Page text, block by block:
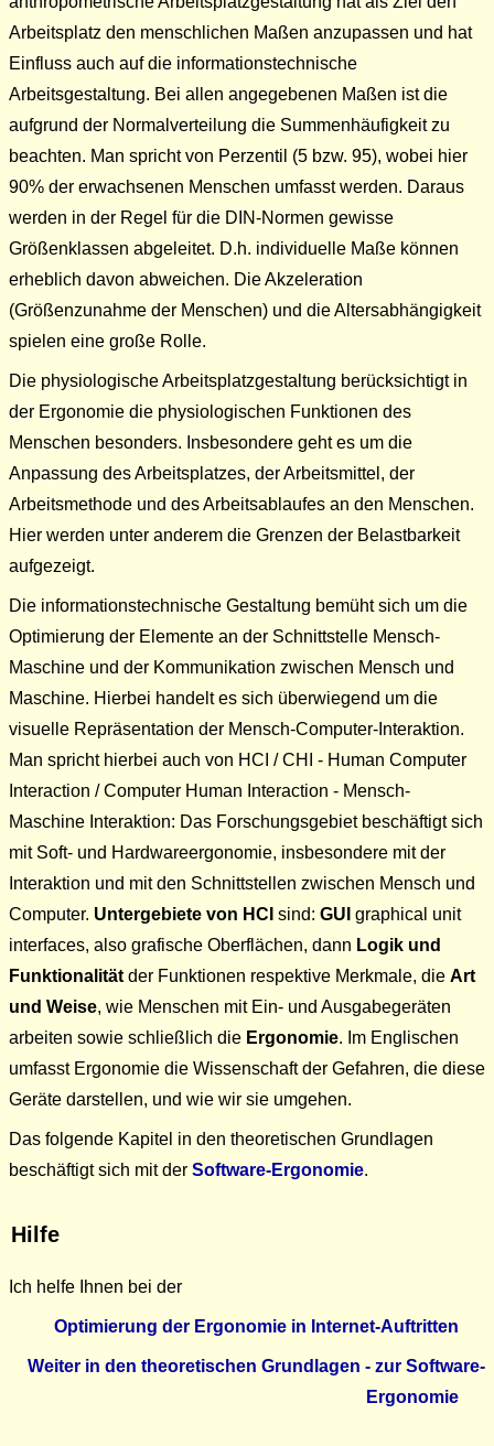
Arbeitsplatz den menschlichen Maßen anzupassen und hat
Einfluss auch auf die informationstechnische
Arbeitsgestaltung. Bei allen angegebenen Maßen ist die
aufgrund der Normalverteilung die Summenhäufigkeit zu
beachten. Man spricht von Perzentil (5 bzw. 95), wobei hier
90% der erwachsenen Menschen umfasst werden. Daraus
werden in der Regel für die DIN-Normen gewisse
Größenklassen abgeleitet. D.h. individuelle Maße können
erheblich davon abweichen. Die Akzeleration
(Größenzunahme der Menschen) und die Altersabhängigkeit
spielen eine große Rolle.
Die physiologische Arbeitsplatzgestaltung berücksichtigt in
der Ergonomie die physiologischen Funktionen des
Menschen besonders. Insbesondere geht es um die
Anpassung des Arbeitsplatzes, der Arbeitsmittel, der
Arbeitsmethode und des Arbeitsablaufes an den Menschen.
Hier werden unter anderem die Grenzen der Belastbarkeit
aufgezeigt.
Die informationstechnische Gestaltung bemüht sich um die
Optimierung der Elemente an der Schnittstelle Mensch-
Maschine und der Kommunikation zwischen Mensch und
Maschine. Hierbei handelt es sich überwiegend um die
visuelle Repräsentation der Mensch-Computer-Interaktion.
Man spricht hierbei auch von HCI / CHI - Human Computer
Interaction / Computer Human Interaction - Mensch-
Maschine Interaktion: Das Forschungsgebiet beschäftigt sich
mit Soft- und Hardwareergonomie, insbesondere mit der
Interaktion und mit den Schnittstellen zwischen Mensch und
Computer. Untergebiete von HCI sind: GUI graphical unit
interfaces, also grafische Oberflächen, dann Logik und
Funktionalität der Funktionen respektive Merkmale, die Art
und Weise, wie Menschen mit Ein- und Ausgabegeräten
arbeiten sowie schließlich die Ergonomie. Im Englischen
umfasst Ergonomie die Wissenschaft der Gefahren, die diese
Geräte darstellen, und wie wir sie umgehen.
Das folgende Kapitel in den theoretischen Grundlagen
beschäftigt sich mit der Software-Ergonomie.
Hilfe
Ich helfe Ihnen bei der
Optimierung der Ergonomie in Internet-Auftritten
Weiter in den theoretischen Grundlagen - zur Software-
Ergonomie